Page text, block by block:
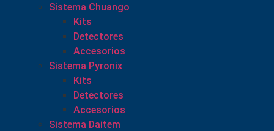
Sistema Chuango
Kits
Detectores
Accesorios
Sistema Pyronix
Kits
Detectores
Accesorios
Sistema Daitem